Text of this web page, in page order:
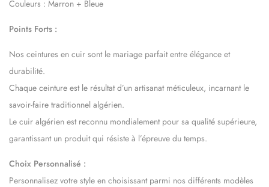
Couleurs : Marron + Bleue
Points Forts :
Nos ceintures en cuir sont le mariage parfait entre élégance et
durabilité.
Chaque ceinture est le résultat d’un artisanat méticuleux, incarnant le
savoir-faire traditionnel algérien.
Le cuir algérien est reconnu mondialement pour sa qualité supérieure,
garantissant un produit qui résiste à l’épreuve du temps.
Choix Personnalisé :
Personnalisez votre style en choisissant parmi nos différents modèles